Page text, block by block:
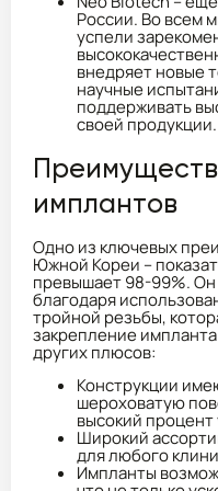
России. Во всем
успели
внедряет новые
научные
поддерживать
своей продукции.
имплантов
Одно из ключевых
Южной Кореи –
превышает 98-99%. Он
благодаря
тройной резьбы,
закрепление
других плюсов:
Конструкции
шероховатую
высокий
Широкий
для любого
Импланты